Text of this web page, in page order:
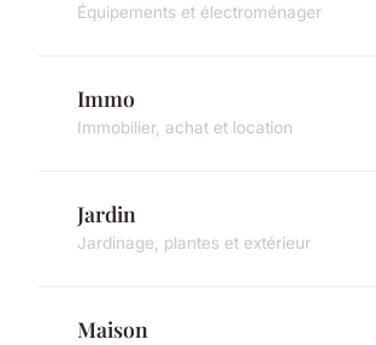
Équipements et électroménager
Immo
Immobilier, achat et location
Jardin
Jardinage, plantes et extérieur
Maison